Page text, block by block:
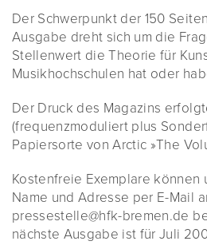
Der Schwerpunkt der 150
Ausgabe dreht sich um die
Stellenwert die Theorie für
Musikhochschulen hat oder
Der Druck des Magazins
(frequenzmoduliert plus
Papiersorte von Arctic »The
Kostenfreie Exemplare können
Name und Adresse per E-Mail
pressestelle@hfk-bremen.de
nächste Ausgabe ist für Juli